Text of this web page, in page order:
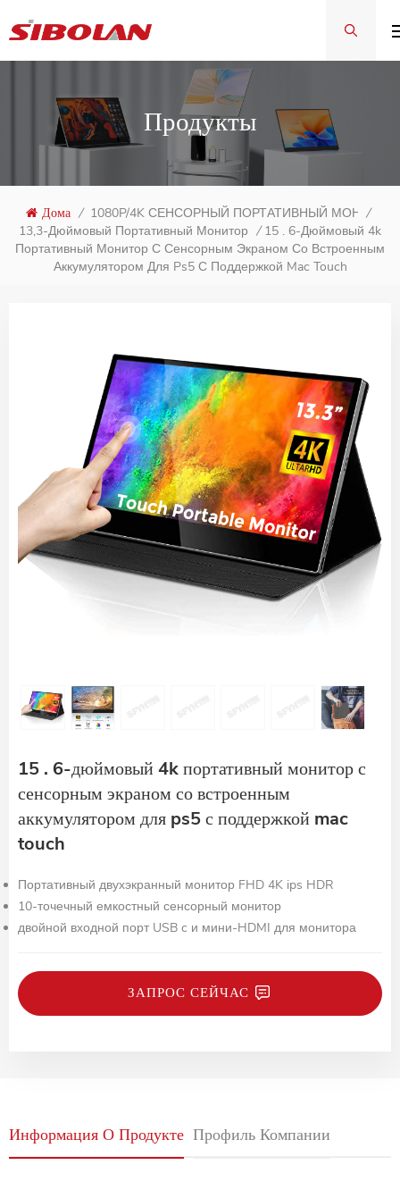
Продукты
Дома / 1080P/4K СЕНСОРНЫЙ ПОРТАТИВНЫЙ МОНИТОР
/
13,3-Дюймовый Портативный Монитор / 15 . 6-Дюймовый 4k
Портативный Монитор С Сенсорным Экраном Со Встроенным
Аккумулятором Для Ps5 С Поддержкой Mac Touch
15 . 6-дюймовый 4k портативный монитор с
сенсорным экраном со встроенным
аккумулятором для ps5 с поддержкой mac
touch
Портативный двухэкранный монитор FHD 4K ips HDR
10-точечный емкостный сенсорный монитор
двойной входной порт USB c и мини-HDMI для монитора
ЗАПРОС СЕЙЧАС
Информация О Продукте Профиль Компании